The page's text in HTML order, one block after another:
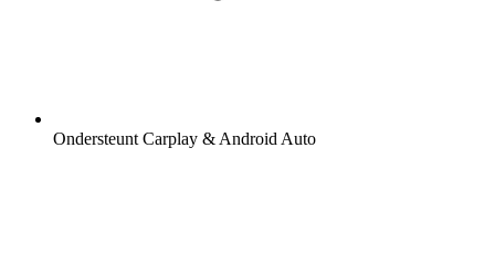
Ondersteunt Carplay & Android Auto